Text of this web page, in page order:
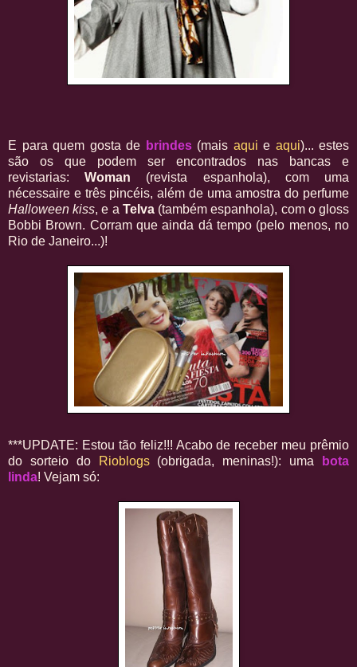
E para quem gosta de brindes (mais aqui e aqui)... estes
são os que podem ser encontrados nas bancas e
revistarias:Woman (revista espanhola), com uma
nécessaire e três pincéis, além de uma amostra do perfume
Halloween kiss, e a Telva(também espanhola), com o gloss
Bobbi Brown. Corram que ainda dá tempo (pelo menos, no
Rio de Janeiro...)!
***UPDATE: Estou tão feliz!!! Acabo de receber meu prêmio
do sorteio do
Rioblogs(obrigada, meninas!): uma
bota
linda! Vejam só: